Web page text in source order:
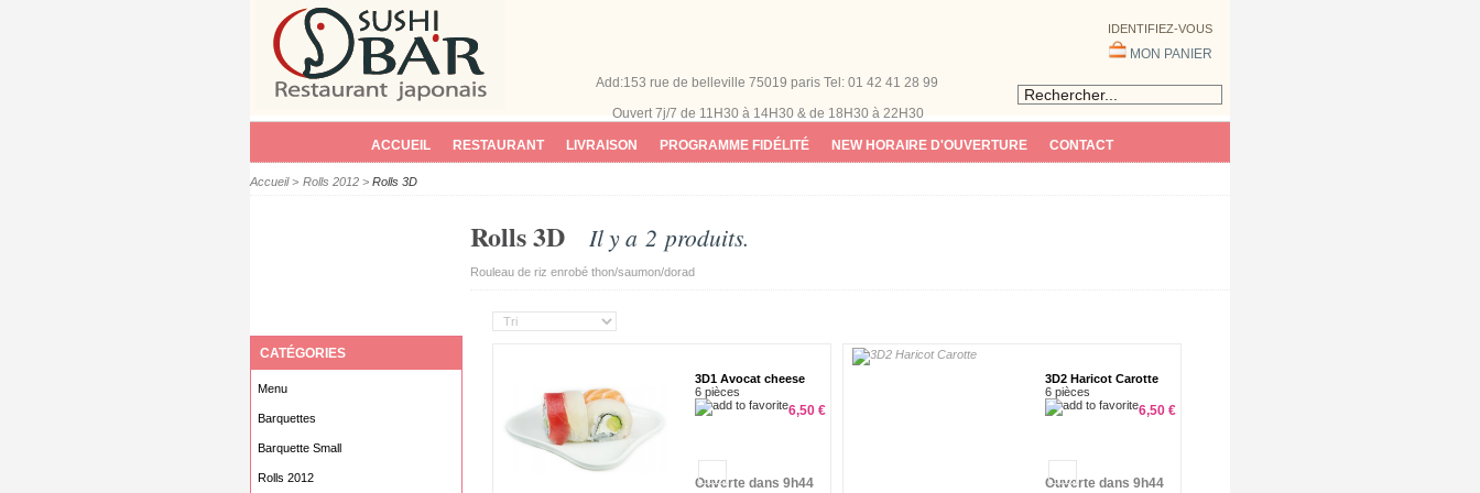
Add:153 rue de belleville 75019 paris Tel: 01 42 41 28 99
Ouvert 7j/7 de 11H30 à 14H30 & de 18H30 à 22H30
IDENTIFIEZ-VOUS
MON PANIER
ACCUEIL RESTAURANT LIVRAISON PROGRAMME FIDÉLITÉ NEW HORAIRE D'OUVERTURE CONTACT
Accueil > Rolls 2012 > Rolls 3D
Rolls 3D Il y a 2 produits.
Rouleau de riz enrobé thon/saumon/dorad
3D1 Avocat cheese
6 pièces
6,50 €
Ouverte dans 9h44
3D2 Haricot Carotte
6 pièces
6,50 €
Ouverte dans 9h44
CATÉGORIES
Menu
Barquettes
Barquette Small
Rolls 2012